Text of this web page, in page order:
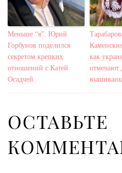
Меньше “я”: Юрий
Горбунов поделился
секретом крепких
отношений с Катей
Осадчей
как
отмечают
ОСТАВЬТЕ